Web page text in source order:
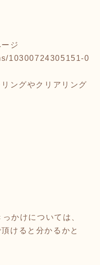
ジ
10300724305151-0
ングやクリアリング
かけについては、
けると分かるかと